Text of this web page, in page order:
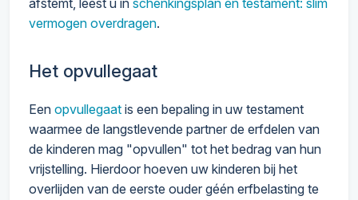
afstemt, leest u in schenkingsplan en testament: slim
vermogen overdragen.
Het opvullegaat
Een opvullegaat is een bepaling in uw testament
waarmee de langstlevende partner de erfdelen van
de kinderen mag "opvullen" tot het bedrag van hun
vrijstelling. Hierdoor hoeven uw kinderen bij het
overlijden van de eerste ouder géén erfbelasting te